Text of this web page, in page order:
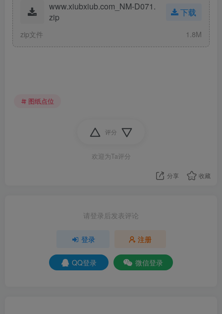
www.xiubxiub.com_NM-D071.
zip
下载
zip文件 1.8M
图纸点位
评分
欢迎为Ta评分
分享 收藏
请登录后发表评论
登录 注册
QQ登录 微信登录